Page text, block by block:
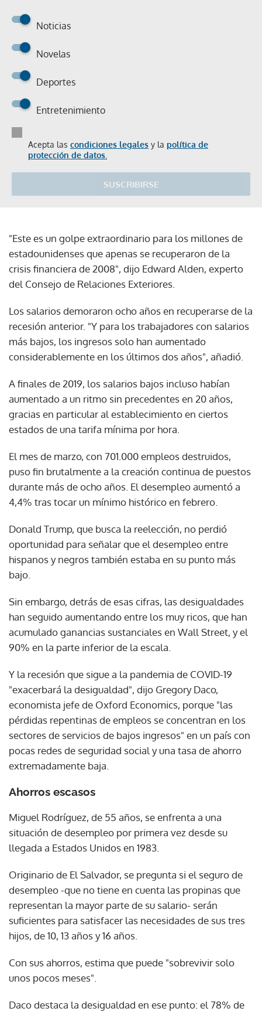
Noticias
Novelas
Deportes
Entretenimiento
Acepta las condiciones legales y la política de
protección de datos.
SUSCRIBIRSE
"Este es un golpe extraordinario para los millones de
estadounidenses que apenas se recuperaron de la
crisis financiera de 2008", dijo Edward Alden, experto
del Consejo de Relaciones Exteriores.
Los salarios demoraron ocho años en recuperarse de la
recesión anterior. "Y para los trabajadores con salarios
más bajos, los ingresos solo han aumentado
considerablemente en los últimos dos años", añadió.
A finales de 2019, los salarios bajos incluso habían
aumentado a un ritmo sin precedentes en 20 años,
gracias en particular al establecimiento en ciertos
estados de una tarifa mínima por hora.
El mes de marzo, con 701.000 empleos destruidos,
puso fin brutalmente a la creación continua de puestos
durante más de ocho años. El desempleo aumentó a
4,4% tras tocar un mínimo histórico en febrero.
Donald Trump, que busca la reelección, no perdió
oportunidad para señalar que el desempleo entre
hispanos y negros también estaba en su punto más
bajo.
Sin embargo, detrás de esas cifras, las desigualdades
han seguido aumentando entre los muy ricos, que han
acumulado ganancias sustanciales en Wall Street, y el
90% en la parte inferior de la escala.
Y la recesión que sigue a la pandemia de COVID-19
"exacerbará la desigualdad", dijo Gregory Daco,
economista jefe de Oxford Economics, porque "las
pérdidas repentinas de empleos se concentran en los
sectores de servicios de bajos ingresos" en un país con
pocas redes de seguridad social y una tasa de ahorro
extremadamente baja.
Ahorros escasos
Miguel Rodríguez, de 55 años, se enfrenta a una
situación de desempleo por primera vez desde su
llegada a Estados Unidos en 1983.
Originario de El Salvador, se pregunta si el seguro de
desempleo -que no tiene en cuenta las propinas que
representan la mayor parte de su salario- serán
suficientes para satisfacer las necesidades de sus tres
hijos, de 10, 13 años y 16 años.
Con sus ahorros, estima que puede "sobrevivir solo
unos pocos meses".
Daco destaca la desigualdad en ese punto: el 78% de